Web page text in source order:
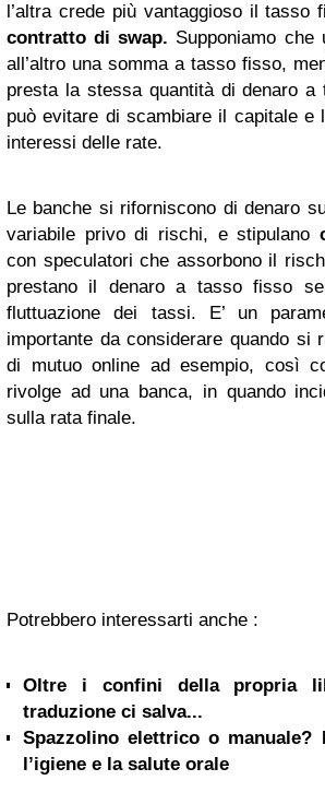
l’altra crede più vantaggioso il tasso
contratto di swap. Supponiamo che
all’altro una somma a tasso fisso,
presta la stessa quantità di denaro a
può evitare di scambiare il capitale e
interessi delle rate.
Le banche si riforniscono di denaro
variabile privo di rischi, e stipulano
con speculatori che assorbono il
prestano il denaro a tasso fisso
fluttuazione dei tassi. E’ un
importante da considerare quando si
di mutuo online ad esempio, così
rivolge ad una banca, in quando
sulla rata finale.
Potrebbero interessarti anche :
Oltre i confini della propria
traduzione ci salva...
Spazzolino elettrico o
l’igiene e la salute orale